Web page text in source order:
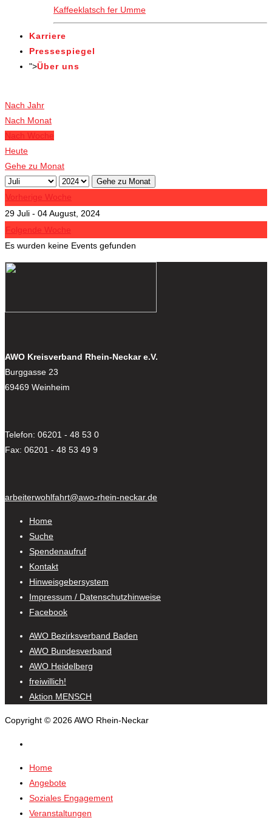
Kaffeeklatsch fer Umme
Karriere
Pressespiegel
">Über uns
Nach Jahr
Nach Monat
Nach Woche
Heute
Gehe zu Monat
Gehe zu Monat
Vorherige Woche
29 Juli - 04 August, 2024
Folgende Woche
Es wurden keine Events gefunden
AWO Kreisverband Rhein-Neckar e.V.
Burggasse 23
69469 Weinheim
Telefon: 06201 - 48 53 0
Fax: 06201 - 48 53 49 9
arbeiterwohlfahrt@awo-rhein-neckar.de
Home
Suche
Spendenaufruf
Kontakt
Hinweisgebersystem
Impressum / Datenschutzhinweise
Facebook
AWO Bezirksverband Baden
AWO Bundesverband
AWO Heidelberg
freiwillich!
Aktion MENSCH
Copyright © 2026 AWO Rhein-Neckar
Home
Angebote
Soziales Engagement
Veranstaltungen